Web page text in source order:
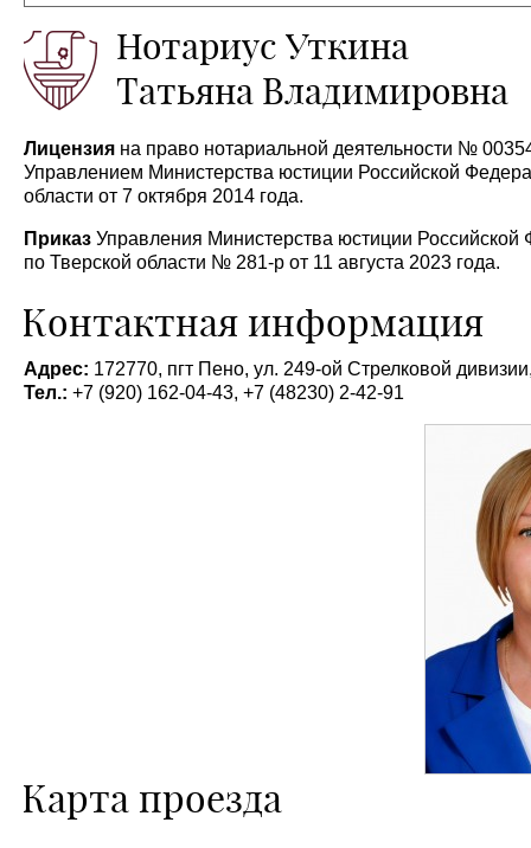
Нотариус Уткина
Татьяна Владимировна
Лицензия на право нотариальной деятельности №
Управлением Министерства юстиции Российской
области от 7 октября 2014 года.
Приказ Управления Министерства юстиции Российской
по Тверской области № 281-р от 11 августа 2023 года.
Контактная информация
Адрес: 172770, пгт Пено, ул. 249-ой Стрелковой
Тел.: +7 (920) 162-04-43, +7 (48230) 2-42-91
Карта проезда